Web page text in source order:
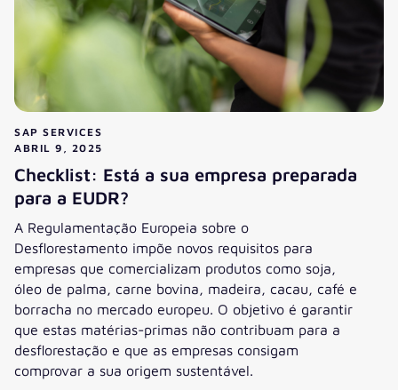
SAP SERVICES
ABRIL 9, 2025
Checklist: Está a sua empresa preparada
para a EUDR?
A Regulamentação Europeia sobre o
Desflorestamento impõe novos requisitos para
empresas que comercializam produtos como soja,
óleo de palma, carne bovina, madeira, cacau, café e
borracha no mercado europeu. O objetivo é garantir
que estas matérias-primas não contribuam para a
desflorestação e que as empresas consigam
comprovar a sua origem sustentável.